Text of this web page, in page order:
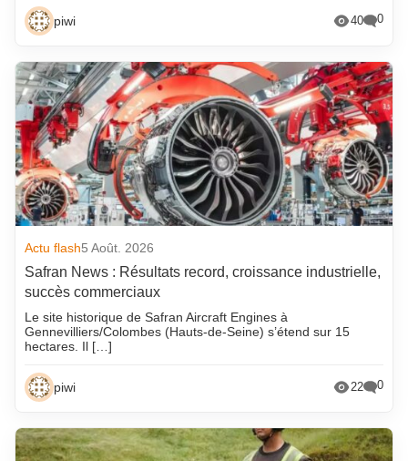
piwi 40 0
Actu flash5 Août. 2026
Safran News : Résultats record, croissance industrielle,
succès commerciaux
Le site historique de Safran Aircraft Engines à
Gennevilliers/Colombes (Hauts-de-Seine) s’étend sur 15
hectares. Il […]
piwi 22 0